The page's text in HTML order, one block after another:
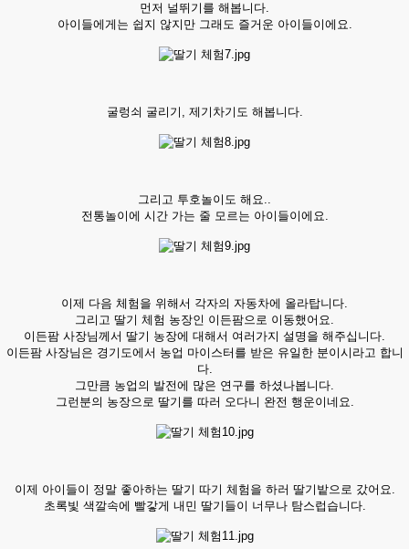
먼저 널뛰기를 해봅니다.
아이들에게는 쉽지 않지만 그래도 즐거운 아이들이에요.
굴렁쇠 굴리기, 제기차기도 해봅니다.
그리고 투호놀이도 해요..
전통놀이에 시간 가는 줄 모르는 아이들이에요.
이제 다음 체험을 위해서 각자의 자동차에 올라탑니다.
그리고 딸기 체험 농장인 이든팜으로 이동했어요.
이든팜 사장님께서 딸기 농장에 대해서 여러가지 설명을 해주십니다.
이든팜 사장님은 경기도에서 농업 마이스터를 받은 유일한 분이시라고 합니
다.
그만큼 농업의 발전에 많은 연구를 하셨나봅니다.
그런분의 농장으로 딸기를 따러 오다니 완전 행운이네요.
이제 아이들이 정말 좋아하는 딸기 따기 체험을 하러 딸기밭으로 갔어요.
초록빛 색깔속에 빨갛게 내민 딸기들이 너무나 탐스럽습니다.